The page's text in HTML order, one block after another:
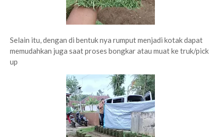
Selain itu, dengan di bentuk nya rumput menjadi kotak dapat
memudahkan juga saat proses bongkar atau muat ke truk/pick
up